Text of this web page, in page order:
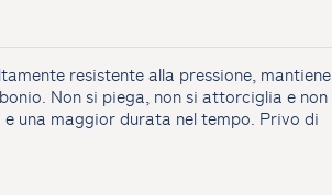
resistente alla pressione, mantiene
Non si piega, non si attorciglia e non
una maggior durata nel tempo. Privo di